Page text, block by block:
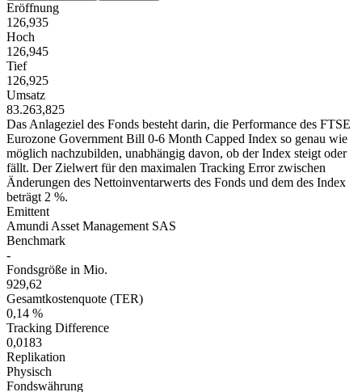
Eröffnung
126,935
Hoch
126,945
Tief
126,925
Umsatz
83.263,825
Das Anlageziel des Fonds besteht darin, die Performance des FTSE
Eurozone Government Bill 0-6 Month Capped Index so genau wie
möglich nachzubilden, unabhängig davon, ob der Index steigt oder
fällt. Der Zielwert für den maximalen Tracking Error zwischen
Änderungen des Nettoinventarwerts des Fonds und dem des Index
beträgt 2 %.
Emittent
Amundi Asset Management SAS
Benchmark
-
Fondsgröße in Mio.
929,62
Gesamtkostenquote (TER)
0,14 %
Tracking Difference
0,0183
Replikation
Physisch
Fondswährung